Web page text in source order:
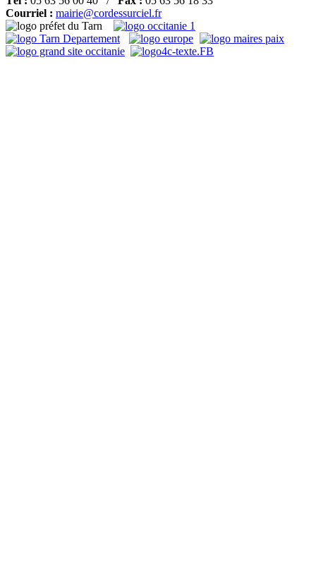
Courriel : mairie@cordessurciel.fr